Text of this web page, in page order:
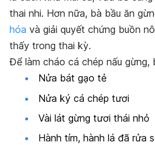
thai nhi. Hơn nữa, bà bầu ăn
hóa và giải quyết chứng buồn
thấy trong thai kỳ.
Để làm cháo cá chép nấu gừng,
Nửa bát gạo tẻ
Nửa ký cá chép tươi
Vài lát gừng tươi thái nhỏ
Hành tím, hành lá đã rửa